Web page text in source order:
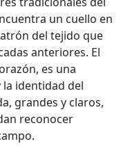
un cuello en
del tejido que
anteriores. El
es una
identidad del
grandes y claros,
reconocer